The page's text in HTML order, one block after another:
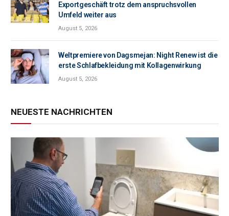
Exportgeschäft trotz dem anspruchsvollen
Umfeld weiter aus
August 5, 2026
Weltpremiere von Dagsmejan: Night Renew ist die
erste Schlafbekleidung mit Kollagenwirkung
August 5, 2026
NEUESTE NACHRICHTEN